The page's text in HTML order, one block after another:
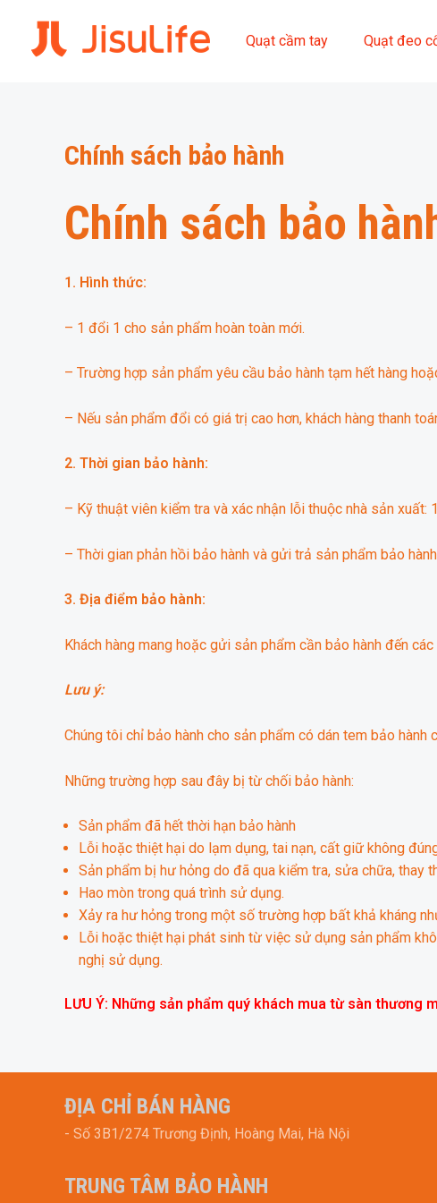
content
Quạt cầm tay Quạt đeo
Chính sách bảo hành
Chính sách bảo
1. Hình thức:
– 1 đổi 1 cho sản phẩm hoàn toàn mới.
– Trường hợp sản phẩm yêu cầu bảo hành tạm hết hàng
– Nếu sản phẩm đổi có giá trị cao hơn, khách hàng thanh
2. Thời gian bảo hành:
– Kỹ thuật viên kiểm tra và xác nhận lỗi thuộc nhà sản xuất:
– Thời gian phản hồi bảo hành và gửi trả sản phẩm bảo
3. Địa điểm bảo hành:
Khách hàng mang hoặc gửi sản phẩm cần bảo hành đến
Lưu ý:
Chúng tôi chỉ bảo hành cho sản phẩm có dán tem bảo
Những trường hợp sau đây bị từ chối bảo hành:
Sản phẩm đã hết thời hạn bảo hành
Lỗi hoặc thiệt hại do lạm dụng, tai nạn, cất giữ không
Sản phẩm bị hư hỏng do đã qua kiểm tra, sửa chữa,
Hao mòn trong quá trình sử dụng.
Xảy ra hư hỏng trong một số trường hợp bất khả kháng
Lỗi hoặc thiệt hại phát sinh từ việc sử dụng sản phẩm
nghị sử dụng.
LƯU Ý: Những sản phẩm quý khách mua từ sàn thương
ĐỊA CHỈ BÁN HÀNG
- Số 3B1/274 Trương Định, Hoàng Mai, Hà Nội
TRUNG TÂM BẢO HÀNH